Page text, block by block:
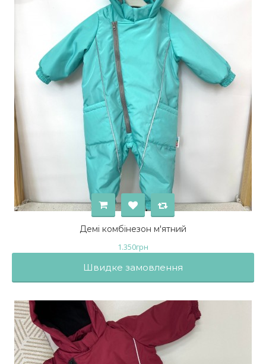
Демі комбінезон м'ятний
1.350грн
Швидке замовлення